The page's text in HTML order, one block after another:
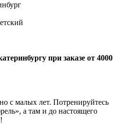
при заказе от 4000
с малых лет. Потренируйтесь
а там и до настоящего